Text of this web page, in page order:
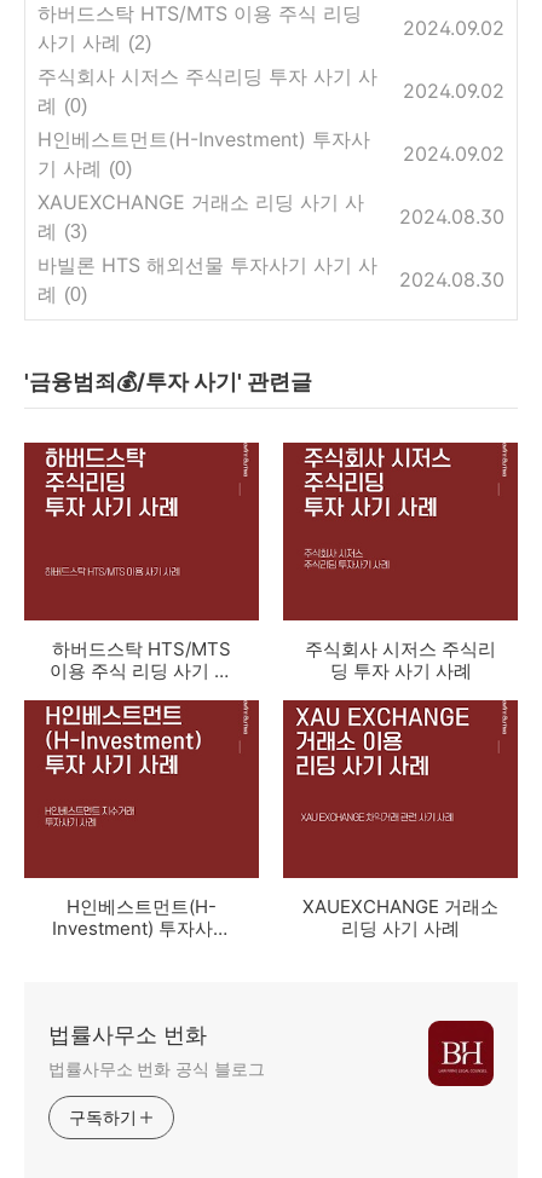
하버드스탁 HTS/MTS 이용 주식 리딩
사기 사례 (2)
2024.09.02
주식회사 시저스 주식리딩 투자 사기 사
례 (0)
2024.09.02
H인베스트먼트(H-Investment) 투자사
기 사례 (0)
2024.09.02
XAUEXCHANGE 거래소 리딩 사기 사
례 (3)
2024.08.30
바빌론 HTS 해외선물 투자사기 사기 사
례 (0)
2024.08.30
'금융범죄💰/투자 사기' 관련글
하버드스탁 HTS/MTS
이용 주식 리딩 사기 사
주식회사 시저스 주식리
딩 투자 사기 사례
H인베스트먼트(H-
Investment) 투자사기
XAUEXCHANGE 거래소
리딩 사기 사례
법률사무소 번화
법률사무소 번화 공식 블로그
구독하기